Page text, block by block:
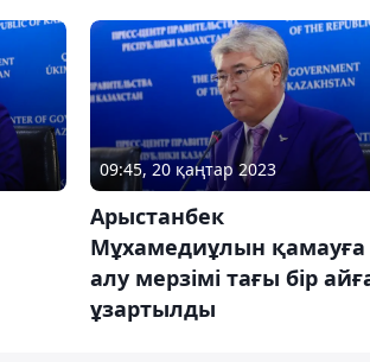
09:45, 20 қаңтар 2023
Арыстанбек
Мұхамедиұлын қамауға
алу мерзімі тағы бір
ұзартылды